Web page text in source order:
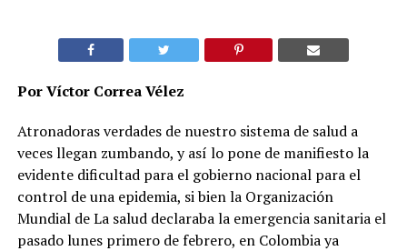
Por Víctor Correa Vélez
Atronadoras verdades de nuestro sistema de salud a
veces llegan zumbando, y así lo pone de manifiesto la
evidente dificultad para el gobierno nacional para el
control de una epidemia, si bien la Organización
Mundial de La salud declaraba la emergencia sanitaria el
pasado lunes primero de febrero, en Colombia ya